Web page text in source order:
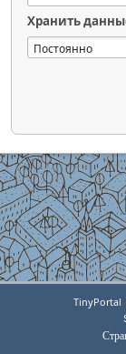
Хранить
TinyPortal